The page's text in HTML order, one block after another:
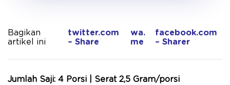
Bagikan
artikel ini
twitter.com
– Share
wa.
me
facebook.com
– Sharer
Jumlah Saji: 4 Porsi | Serat 2,5 Gram/porsi